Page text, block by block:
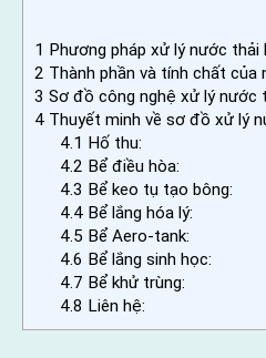
1 Phương pháp xử lý nước thải
2 Thành phần và tính chất của
3 Sơ đồ công nghệ xử lý nước
4 Thuyết minh về sơ đồ xử lý
4.1 Hố thu:
4.2 Bể điều hòa:
4.3 Bể keo tụ tạo bông:
4.4Bể lắng hóa lý:
4.5 Bể Aero-tank:
4.6 Bể lắng sinh học:
4.7 Bể khử trùng:
4.8 Liên hệ: